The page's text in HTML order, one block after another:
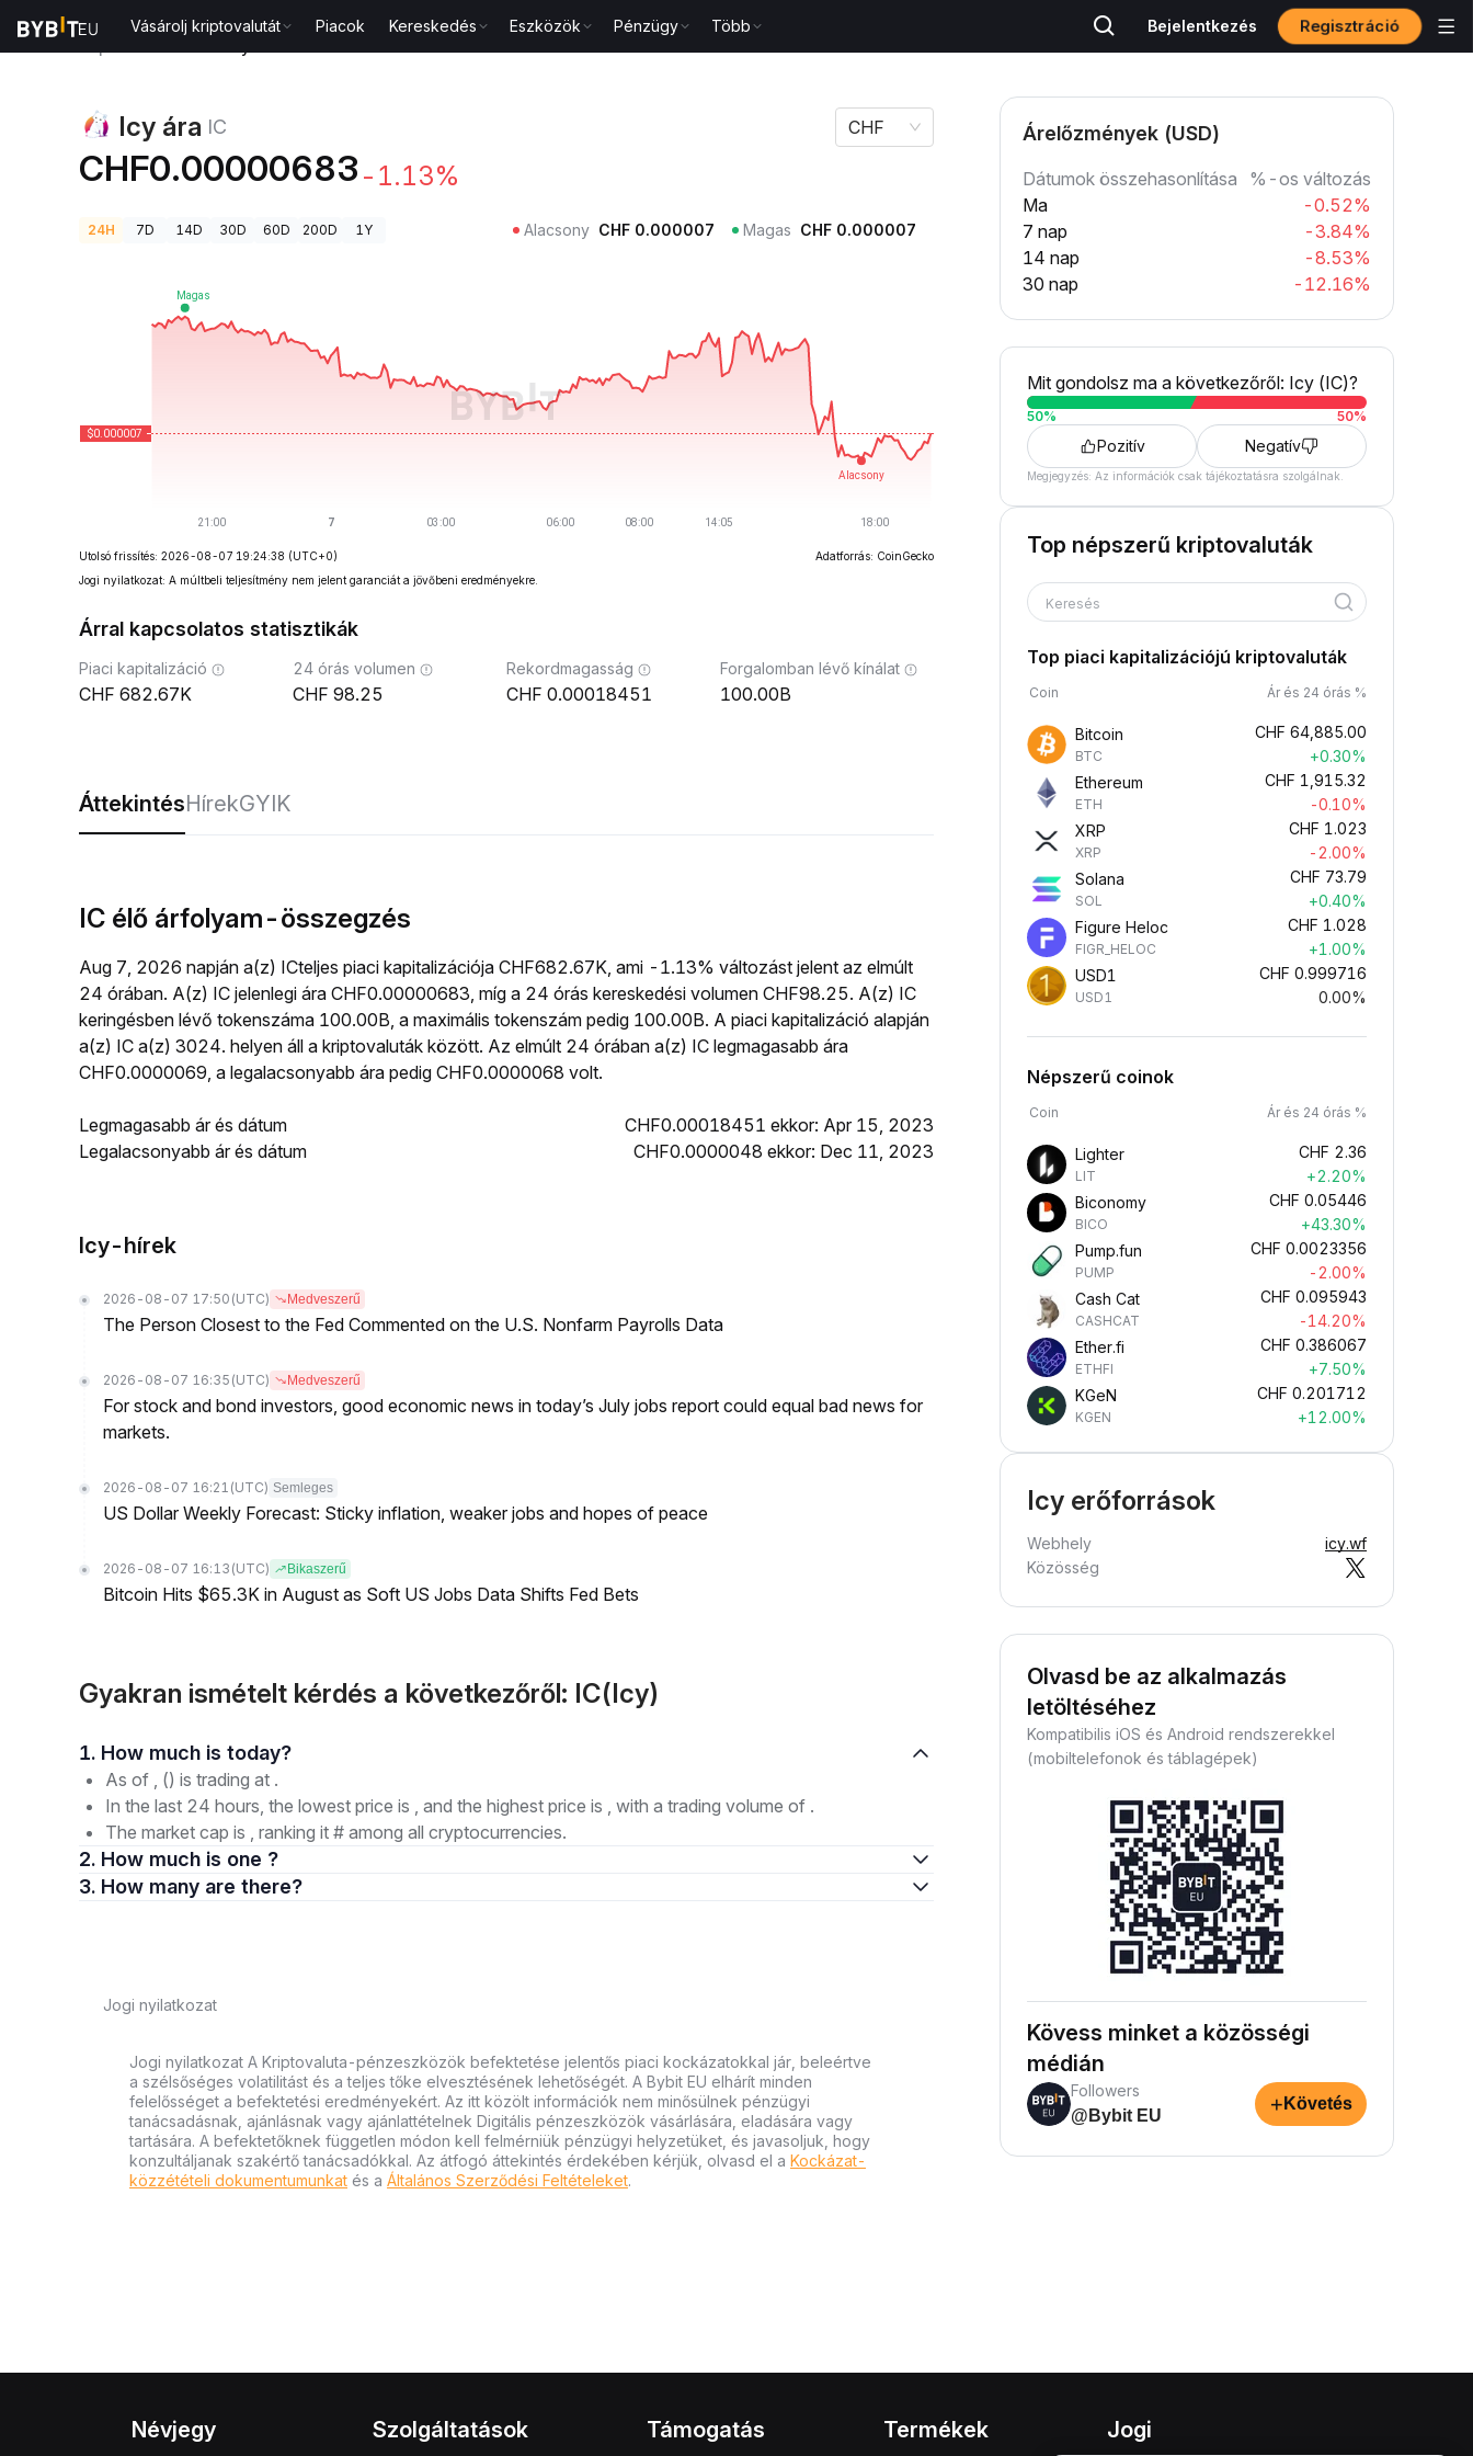
Vásárolj kriptovalutát Piacok Kereskedés Eszközök Pénzügy Több Bejelentkezés Regisztráció
Icy ára IC
CHF0.00000683 -1.13%
CHF
24H 7D 14D 30D 60D 200D 1Y Alacsony CHF 0.000007 Magas CHF 0.000007
Utolsó frissítés: 2026-08-07 19:24:38 (UTC+0)
Adatforrás: CoinGecko
Jogi nyilatkozat: A múltbeli teljesítmény nem jelent garanciát a jövőbeni eredményekre.
Árral kapcsolatos statisztikák
Piaci kapitalizáció
682.67K
24 órás volumen
98.25
Rekordmagasság
0.00018451
Forgalomban lévő kínálat
100.00B
ÁttekintésHírekGYIK
IC élő árfolyam-összegzés
Aug 7, 2026 napján a(z) ICteljes piaci kapitalizációja CHF682.67K, ami -1.13% változást jelent az elmúlt
24 órában. A(z) IC jelenlegi ára CHF0.00000683, míg a 24 órás kereskedési volumen CHF98.25. A(z) IC
keringésben lévő tokenszáma 100.00B, a maximális tokenszám pedig 100.00B. A piaci kapitalizáció alapján
a(z) IC a(z) 3024. helyen áll a kriptovaluták között. Az elmúlt 24 órában a(z) IC legmagasabb ára
CHF0.0000069, a legalacsonyabb ára pedig CHF0.0000068 volt.
Legmagasabb ár és dátum
CHF0.00018451 ekkor: Apr 15, 2023
Legalacsonyabb ár és dátum
CHF0.0000048 ekkor: Dec 11, 2023
Icy-hírek
2026-08-07 17:50 (UTC) Medveszerű
The Person Closest to the Fed Commented on the U.S. Nonfarm Payrolls Data
2026-08-07 16:35 (UTC) Medveszerű
For stock and bond investors, good economic news in today’s July jobs report could equal bad news for
markets.
2026-08-07 16:21 (UTC) Semleges
US Dollar Weekly Forecast: Sticky inflation, weaker jobs and hopes of peace
2026-08-07 16:13 (UTC) Bikaszerű
Bitcoin Hits $65.3K in August as Soft US Jobs Data Shifts Fed Bets
Gyakran ismételt kérdés a következőről: IC(Icy)
1. How much is today?
As of , () is trading at .
In the last 24 hours, the lowest price is , and the highest price is , with a trading volume of .
The market cap is , ranking it # among all cryptocurrencies.
2. How much is one ?
3. How many are there?
Jogi nyilatkozat
Jogi nyilatkozat A Kriptovaluta-pénzeszközök befektetése jelentős piaci kockázatokkal jár, beleértve
a szélsőséges volatilitást és a teljes tőke elvesztésének lehetőségét. A Bybit EU elhárít minden
felelősséget a befektetési eredményekért. Az itt közölt információk nem minősülnek pénzügyi
tanácsadásnak, ajánlásnak vagy ajánlattételnek Digitális pénzeszközök vásárlására, eladására vagy
tartására. A befektetőknek független módon kell felmérniük pénzügyi helyzetüket, és javasoljuk, hogy
konzultáljanak szakértő tanácsadókkal. Az átfogó áttekintés érdekében kérjük, olvasd el a Kockázat-
közzétételi dokumentumunkat és a Általános Szerződési Feltételeket.
Árelőzmények (USD)
Dátumok összehasonlítása
%-os változás
Ma
-0.52%
7 nap
-3.84%
14 nap
-8.53%
30 nap
-12.16%
Mit gondolsz ma a következőről: Icy (IC)?
50% 50%
Pozitív Negatív
Megjegyzés: Az információk csak tájékoztatásra szolgálnak.
Top népszerű kriptovaluták
Keresés
Top piaci kapitalizációjú kriptovaluták
Coin Ár és 24 órás %
Bitcoin
BTC
CHF 64,885.00
+0.30%
Ethereum
ETH
CHF 1,915.32
-0.10%
XRP
XRP
CHF 1.023
-2.00%
Solana
SOL
CHF 73.79
+0.40%
Figure Heloc
FIGR_HELOC
CHF 1.028
+1.00%
USD1
USD1
CHF 0.999716
0.00%
Népszerű coinok
Coin Ár és 24 órás %
Lighter
LIT
CHF 2.36
+2.20%
Biconomy
BICO
CHF 0.05446
+43.30%
Pump.fun
PUMP
CHF 0.0023356
-2.00%
Cash Cat
CASHCAT
CHF 0.095943
-14.20%
Ether.fi
ETHFI
CHF 0.386067
+7.50%
KGeN
KGEN
CHF 0.201712
+12.00%
Icy erőforrások
Webhely
icy.wf
Közösség
Olvasd be az alkalmazás
letöltéséhez
Kompatibilis iOS és Android rendszerekkel
(mobiltelefonok és táblagépek)
Kövess minket a közösségi
médián
Followers
@Bybit EU
+ Követés
Névjegy Szolgáltatások Támogatás Termékek Jogi